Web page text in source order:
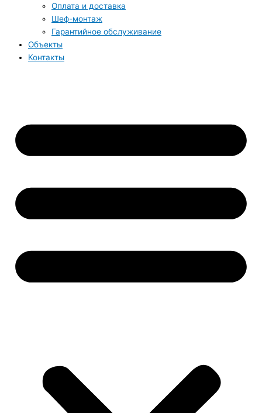
Оплата и доставка
Шеф-монтаж
Гарантийное обслуживание
Объекты
Контакты